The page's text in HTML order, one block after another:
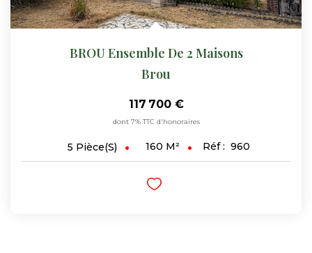
BROU Ensemble De 2 Maisons
Brou
117 700 €
dont 7% TTC d'honoraires
5 Pièce(s) 160 M² Réf : 960